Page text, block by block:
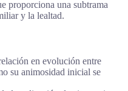
proporciona una subtrama
y la lealtad.
en evolución entre
su animosidad inicial se